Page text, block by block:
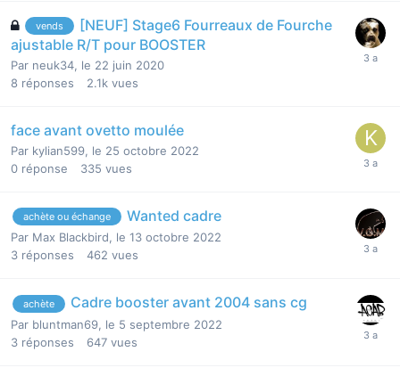
vends
[NEUF] Stage6 Fourreaux de Fourche
ajustable R/T pour BOOSTER
Par neuk34, le 22 juin 2020
8 réponses 2.1k vues
face avant ovetto moulée
Par kylian599, le 25 octobre 2022
0 réponse 335 vues
achète ou échange Wanted cadre
Par Max Blackbird, le 13 octobre 2022
3 réponses 462 vues
achète Cadre booster avant 2004 sans cg
Par bluntman69, le 5 septembre 2022
3 réponses 647 vues